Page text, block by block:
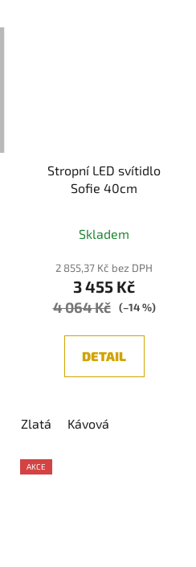
Stropní LED svítidlo
Sofie 40cm
hodnocení
produktu
je
5,0
5
Skladem
2 855,37 Kč bez DPH
3 455 Kč
4 064 Kč (–14 %)
DETAIL
Zlatá Kávová
AKCE